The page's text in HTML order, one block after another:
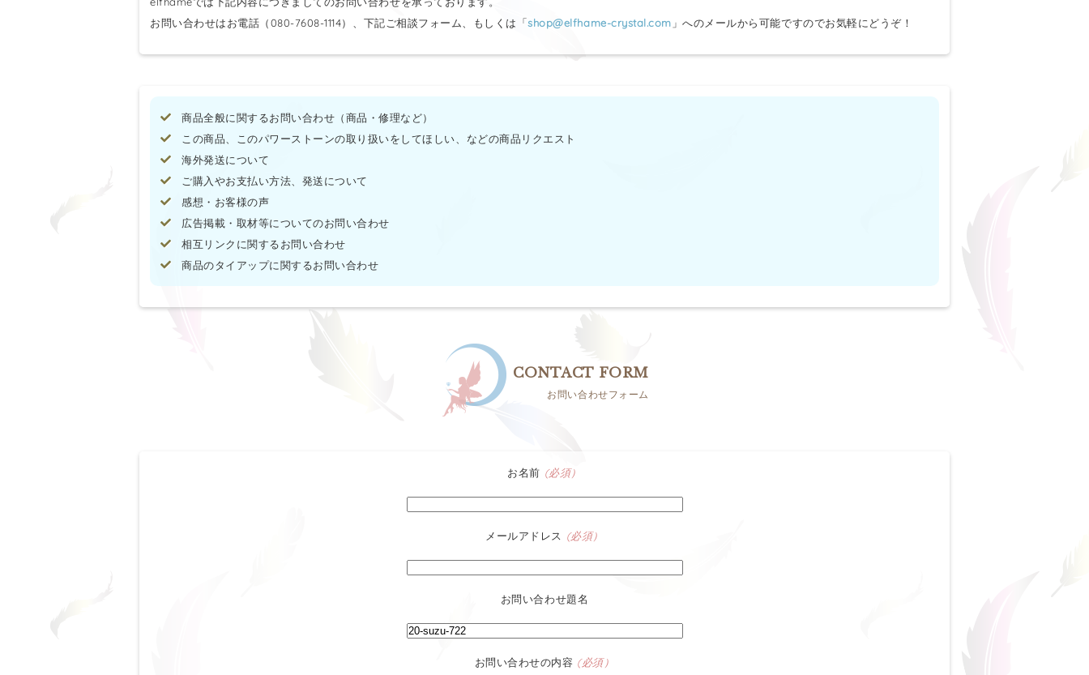
お問い合わせはお電話（080-7608-1114）、下記ご相談フォーム、もしくは「shop@elfhame-crystal.com 」へのメールから可能ですのでお気軽にどうぞ！
商品全般に関するお問い合わせ（商品・修理など）
この商品、このパワーストーンの取り扱いをしてほしい、などの商品リクエスト
海外発送について
ご購入やお支払い方法、発送について
感想・お客様の声
広告掲載・取材等についてのお問い合わせ
相互リンクに関するお問い合わせ
商品のタイアップに関するお問い合わせ
CONTACT FORM
お問い合わせフォーム
お名前 (必須）
メールアドレス (必須）
お問い合わせ題名
お問い合わせの内容 (必須）